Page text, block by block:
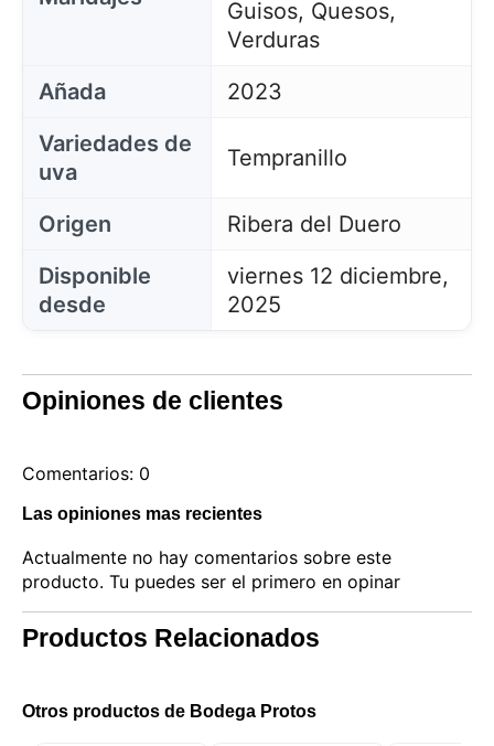
Guisos, Quesos,
Verduras
Añada
2023
Variedades de
uva
Tempranillo
Origen
Ribera del Duero
Disponible
desde
viernes 12 diciembre,
2025
Opiniones de clientes
Comentarios: 0
Las opiniones mas recientes
Actualmente no hay comentarios sobre este
producto. Tu puedes ser el primero en opinar
Productos Relacionados
Otros productos de Bodega Protos